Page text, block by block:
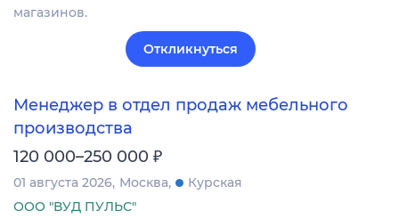
магазинов.
Откликнуться
Менеджер в отдел продаж мебельного
производства
120 000–250 000 ₽
01 августа 2026 Москва
Курская
ООО "ВУД ПУЛЬС"